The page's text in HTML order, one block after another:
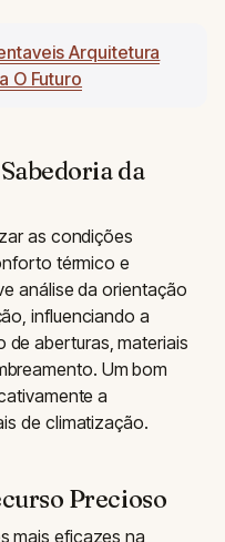
Arquitetura
O Futuro
da
as condições
térmico e
análise da orientação
influenciando a
de aberturas, materiais
Um bom
a
de climatização.
Precioso
mais eficazes na